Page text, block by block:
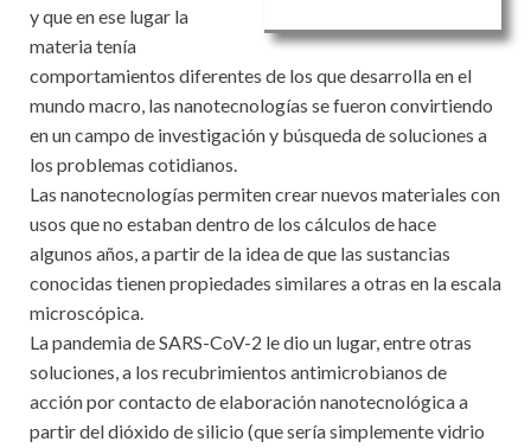
y que en ese lugar la
materia tenía
comportamientos diferentes de los que desarrolla en el
mundo macro, las nanotecnologías se fueron convirtiendo
en un campo de investigación y búsqueda de soluciones a
los problemas cotidianos.
Las nanotecnologías permiten crear nuevos materiales con
usos que no estaban dentro de los cálculos de hace
algunos años, a partir de la idea de que las sustancias
conocidas tienen propiedades similares a otras en la escala
microscópica.
La pandemia de SARS-CoV-2 le dio un lugar, entre otras
soluciones, a los recubrimientos antimicrobianos de
acción por contacto de elaboración nanotecnológica a
partir del dióxido de silicio (que sería simplemente vidrio